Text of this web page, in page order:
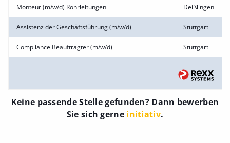
Monteur (m/w/d) Rohrleitungen Deißlingen
Assistenz der Geschäftsführung (m/w/d) Stuttgart
Compliance Beauftragter (m/w/d) Stuttgart
Keine passende Stelle gefunden? Dann bewerben
Sie sich gerne initiativ.